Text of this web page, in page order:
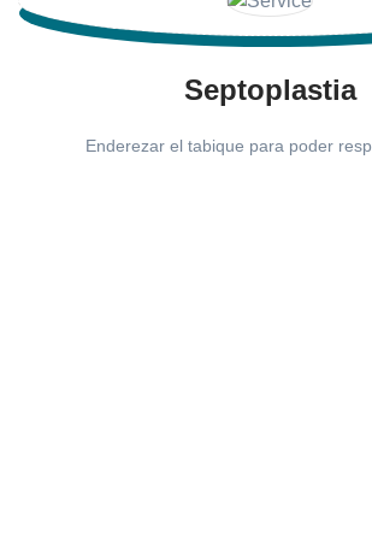
Septoplastia
Enderezar el tabique para poder